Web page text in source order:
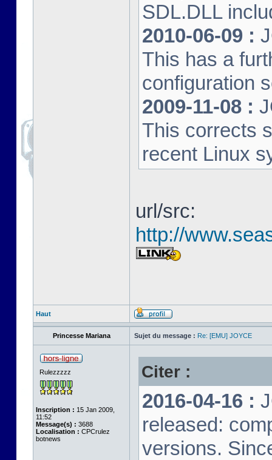
SDL.DLL
2010-06-09 :
This has a
configuration
2009-11-08 :
This corrects
recent Linux
url/src:
http://
Haut
Princesse Mariana Sujet du message : Re: [EMU] JOYCE
Rulezzzzz
Inscription : 15 Jan 2009,
11:52
Message(s) : 3688
Localisation : CPCrulez
botnews
Citer :
2016-04-16 :
released:
versions.